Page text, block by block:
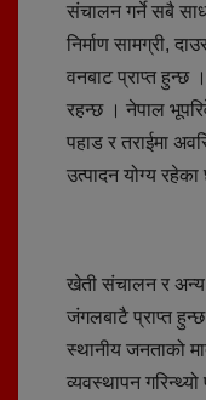
संचालन गर्ने सबै
निर्माण सामग्री,
वनबाट प्राप्त हुन्छ
रहन्छ । नेपाल
पहाड र तराईमा
उत्पादन योग्य
खेती संचालन र
जंगलबाटै प्राप्त
स्थानीय जनताको
व्यवस्थापन